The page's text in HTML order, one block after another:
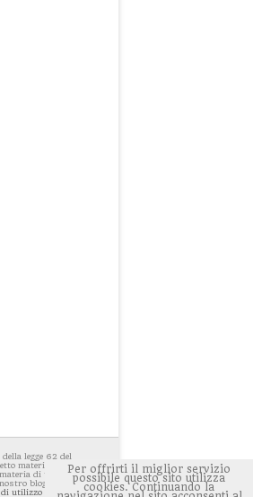
legge 62 del
materiale avessero
di privacy. E'
blog ponendo
di utilizzo del sito
Per offrirti il miglior servizio
possibile questo sito utilizza
cookies. Continuando la